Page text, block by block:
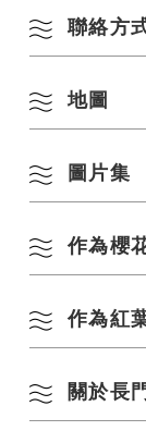
地址
交通方式
停車場
聯絡方
電話：0837-25-3469
地圖
圖片集
■攝影：Koichi（
作為櫻
・種類及數量：染
作為紅
・種類：約120株
關於長